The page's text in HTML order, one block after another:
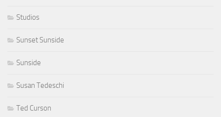
Studios
Sunset Sunside
Sunside
Susan Tedeschi
Ted Curson